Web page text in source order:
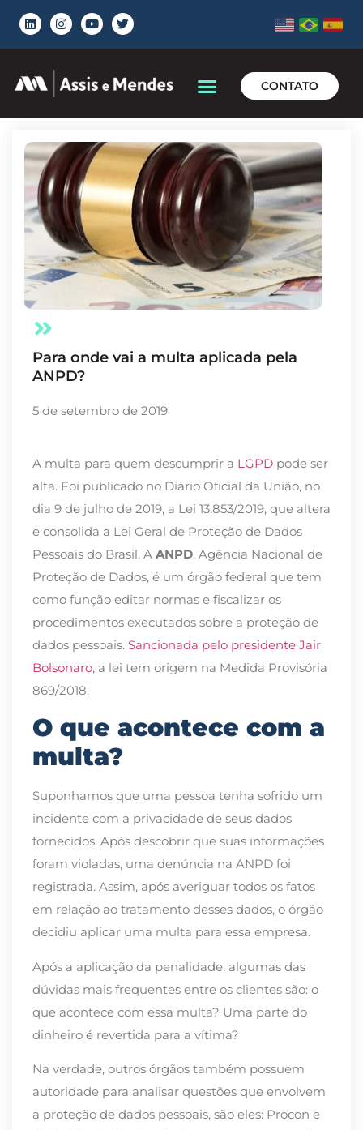
CONTATO
Para onde vai a multa aplicada pela
ANPD?
5 de setembro de 2019
A multa para quem descumprir a LGPD pode ser
alta. Foi publicado no Diário Oficial da União, no
dia 9 de julho de 2019, a Lei 13.853/2019, que altera
e consolida a Lei Geral de Proteção de Dados
Pessoais do Brasil. A ANPD, Agência Nacional de
Proteção de Dados, é um órgão federal que tem
como função editar normas e fiscalizar os
procedimentos executados sobre a proteção de
dados pessoais. Sancionada pelo presidente Jair
Bolsonaro, a lei tem origem na Medida Provisória
869/2018.
O que acontece com a
multa?
Suponhamos que uma pessoa tenha sofrido um
incidente com a privacidade de seus dados
fornecidos. Após descobrir que suas informações
foram violadas, uma denúncia na ANPD foi
registrada. Assim, após averiguar todos os fatos
em relação ao tratamento desses dados, o órgão
decidiu aplicar uma multa para essa empresa.
Após a aplicação da penalidade, algumas das
dúvidas mais frequentes entre os clientes são: o
que acontece com essa multa? Uma parte do
dinheiro é revertida para a vítima?
Na verdade, outros órgãos também possuem
autoridade para analisar questões que envolvem
a proteção de dados pessoais, são eles: Procon e